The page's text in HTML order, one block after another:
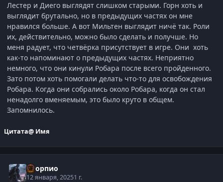
Лестер и Диего выглядят слишком старыми. Горн хоть и
выглядит брутально, но в предыдущих частях он мне
нравился больше. А вот Мильтен выглядит ничё так. Роли
их, действительно, можно было сделать и получше. Но
меня радует, что четвёрка присутствует в игре. Они хоть
как-то напоминают о предыдущих частях. Неприятно
немного, что они кинули Робара после всего пройденного.
Зато потом хоть помогали делать что-то для освобождения
Робара. Когда они собрались около Робара, когда он стал
ненадолго вменяемым, это было круто в общем.
Запомнилось.
Цитата@ Имя
Скорпио
12 января, 20251 г.